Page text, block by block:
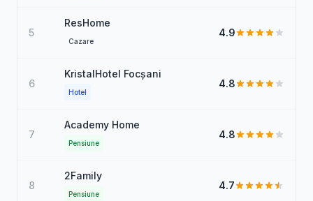
5
ResHome
Cazare
4.9
6
KristalHotel Focșani
Hotel
4.8
7
Academy Home
Pensiune
4.8
8
2Family
Pensiune
4.7